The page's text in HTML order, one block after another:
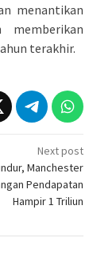
menantikan
terakhir.
Next post
Manchester
Pendapatan
Hampir 1 Triliun